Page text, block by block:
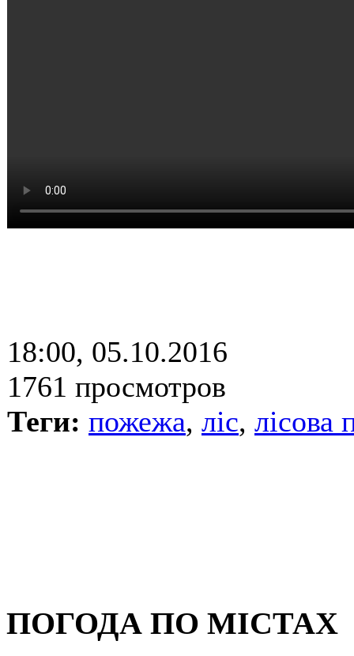
18:00, 05.10.2016
1761 просмотров
Теги: пожежа, ліс, лісова
ПОГОДА ПО МІСТАХ